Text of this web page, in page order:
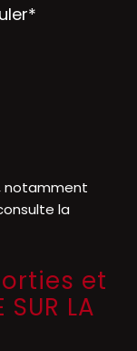
notamment
la
et
LA